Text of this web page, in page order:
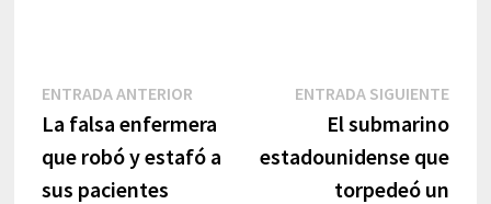
Navegación
de
entradas
ENTRADA ANTERIOREntrada
anterior:
La falsa enfermera
que robó y estafó a
sus pacientes
ENTRADA SIGUIENTE
El submarino
estadounidense que
torpedeó un